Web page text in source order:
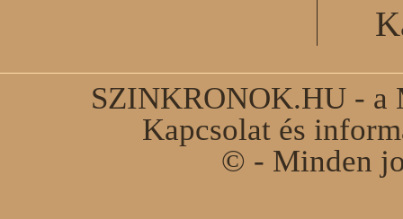
SZINKRONOK.HU - a
Kapcsolat és
© - Minden